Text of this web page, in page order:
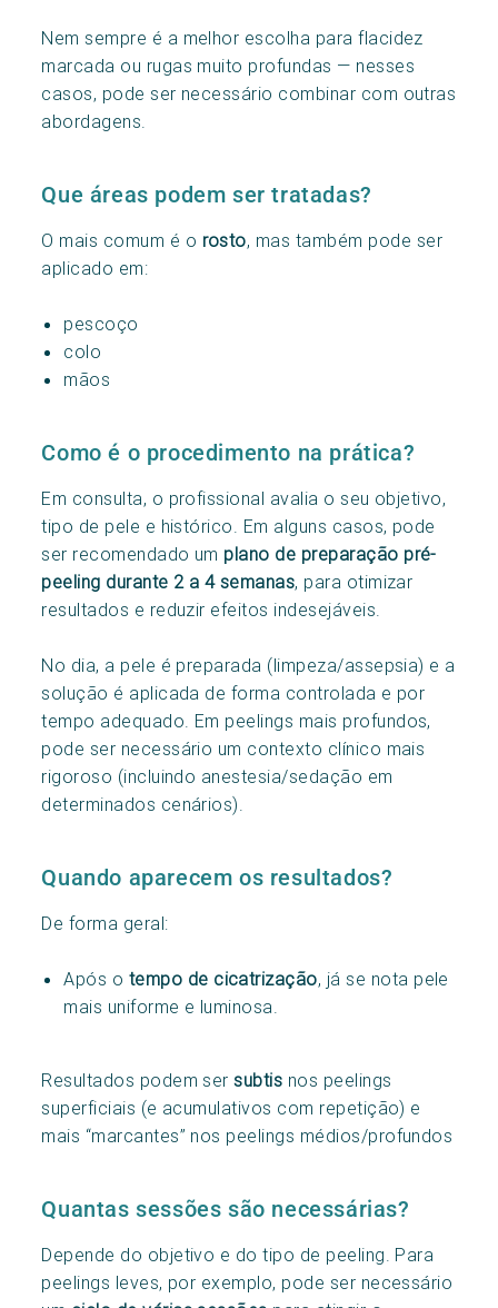
Nem sempre é a melhor escolha para flacidez
marcada ou rugas muito profundas — nesses
casos, pode ser necessário combinar com outras
abordagens.
Que áreas podem ser tratadas?
O mais comum é o rosto, mas também pode ser
aplicado em:
pescoço
colo
mãos
Como é o procedimento na prática?
Em consulta, o profissional avalia o seu objetivo,
tipo de pele e histórico. Em alguns casos, pode
ser recomendado um plano de preparação pré-
peeling durante 2 a 4 semanas, para otimizar
resultados e reduzir efeitos indesejáveis.
No dia, a pele é preparada (limpeza/assepsia) e a
solução é aplicada de forma controlada e por
tempo adequado. Em peelings mais profundos,
pode ser necessário um contexto clínico mais
rigoroso (incluindo anestesia/sedação em
determinados cenários).
Quando aparecem os resultados?
De forma geral:
Após o tempo de cicatrização, já se nota pele
mais uniforme e luminosa.
Resultados podem sersubtis nos peelings
superficiais (e acumulativos com repetição) e
mais “marcantes” nos peelings médios/profundos
Quantas sessões são necessárias?
Depende do objetivo e do tipo de peeling. Para
peelings leves, por exemplo, pode ser necessário